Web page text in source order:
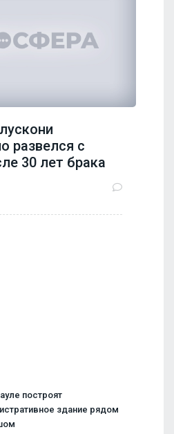
развелся с
30 лет брака
построят
здание рядом